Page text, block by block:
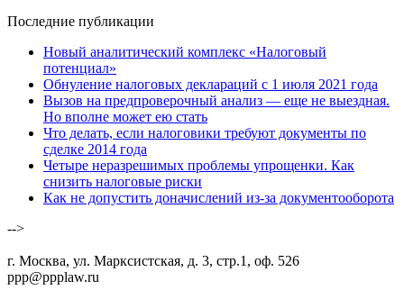
Последние публикации
Новый аналитический комплекс «Налоговый
потенциал»
Обнуление налоговых деклараций с 1 июля 2021 года
Вызов на предпроверочный анализ — еще не выездная.
Но вполне может ею стать
Что делать, если налоговики требуют документы по
сделке 2014 года
Четыре неразрешимых проблемы упрощенки. Как
снизить налоговые риски
Как не допустить доначислений из-за документооборота
-->
г. Москва, ул. Марксистская, д. 3, стр.1, оф. 526
ppp@ppplaw.ru